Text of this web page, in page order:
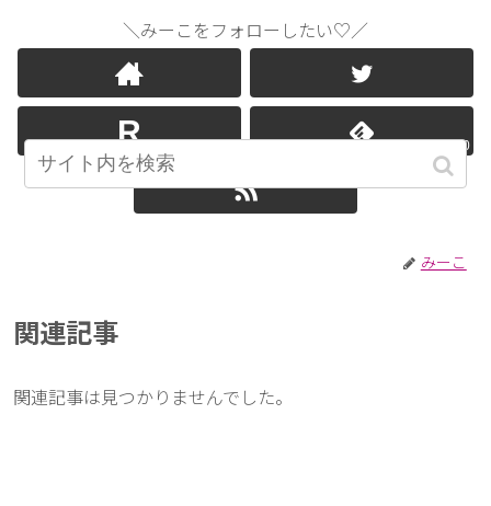
＼みーこをフォローしたい♡／
0
みーこ
関連記事
関連記事は見つかりませんでした。